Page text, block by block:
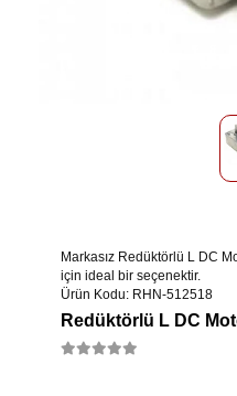
Markasız Redüktörlü L DC
için ideal bir seçenektir.
Ürün Kodu: RHN-512518
Redüktörlü L DC